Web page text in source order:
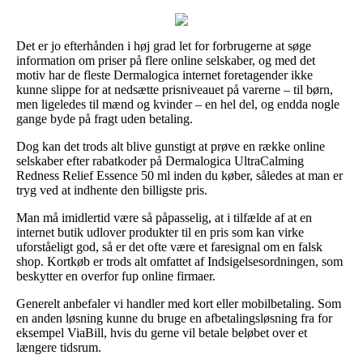
Det er jo efterhånden i høj grad let for forbrugerne at søge
information om priser på flere online selskaber, og med det
motiv har de fleste Dermalogica internet foretagender ikke
kunne slippe for at nedsætte prisniveauet på varerne – til børn,
men ligeledes til mænd og kvinder – en hel del, og endda nogle
gange byde på fragt uden betaling.
Dog kan det trods alt blive gunstigt at prøve en række online
selskaber efter rabatkoder på Dermalogica UltraCalming
Redness Relief Essence 50 ml inden du køber, således at man er
tryg ved at indhente den billigste pris.
Man må imidlertid være så påpasselig, at i tilfælde af at en
internet butik udlover produkter til en pris som kan virke
uforståeligt god, så er det ofte være et faresignal om en falsk
shop. Kortkøb er trods alt omfattet af Indsigelsesordningen, som
beskytter en overfor fup online firmaer.
Generelt anbefaler vi handler med kort eller mobilbetaling. Som
en anden løsning kunne du bruge en afbetalingsløsning fra for
eksempel ViaBill, hvis du gerne vil betale beløbet over et
længere tidsrum.